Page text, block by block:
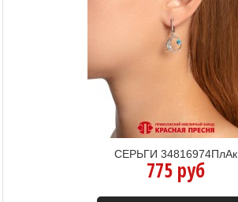
СЕРЬГИ 34816974ПлАк
775 руб